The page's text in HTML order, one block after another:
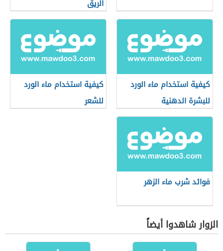
الريق
كيفية استخدام ماء الورد
للبشرة الدهنية
كيفية استخدام ماء الورد
للشعر
فوائد شرب ماء الزهر
الزوار شاهدوا أيضاً